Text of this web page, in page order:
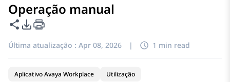
Operação manual
Compartilhar esta página
Opções de exportação de PDF
Última atualização : Apr 08, 2026 | 1 min read
Aplicativo Avaya Workplace Utilização